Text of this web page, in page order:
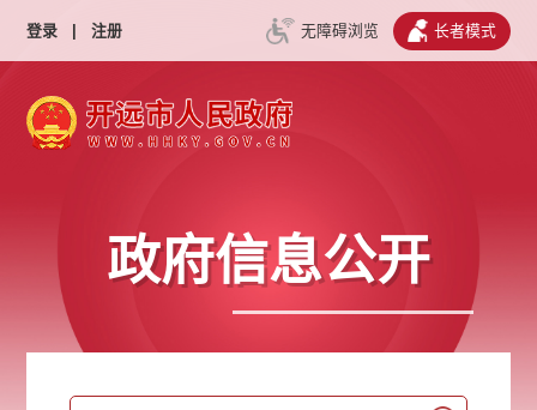
登录 | 注册 无障碍浏览 长者模式
政府信息公开